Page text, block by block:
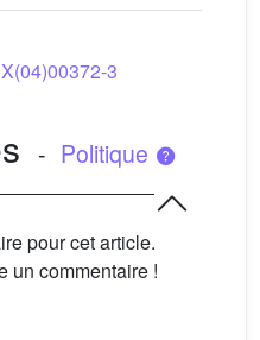
3
- Politique
pour cet article.
un commentaire !